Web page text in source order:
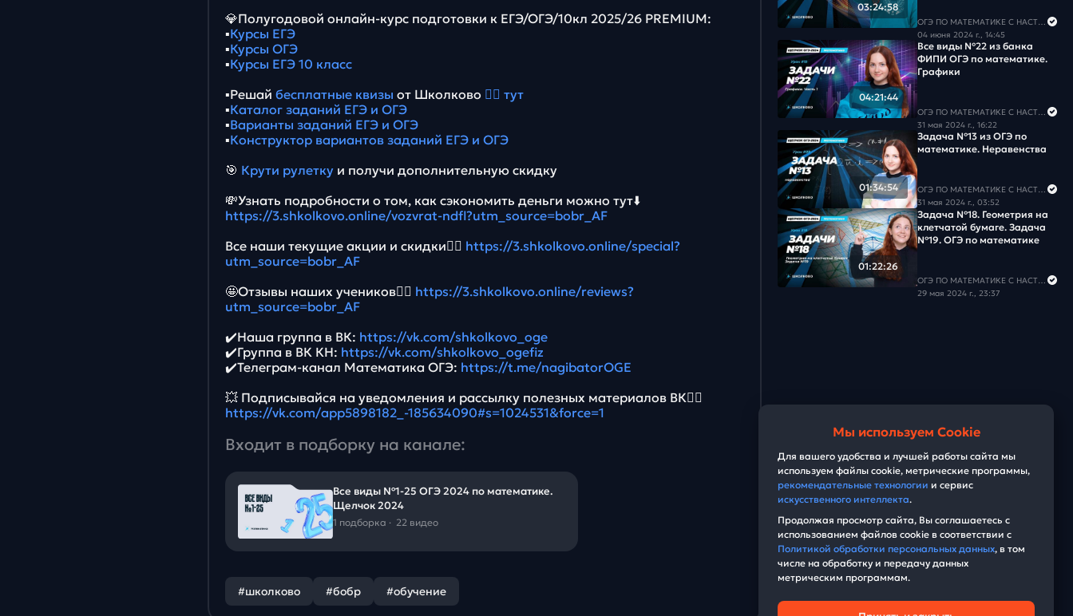
💎Полугодовой онлайн-курс подготовки к ЕГЭ/ОГЭ/10кл 2025/26 PREMIUM:
▪️Курсы ЕГЭ
▪️Курсы ОГЭ
▪️Курсы ЕГЭ 10 класс
▪️Решай бесплатные квизы от Школково 👉🏻 тут
▪️Каталог заданий ЕГЭ и ОГЭ
▪️Варианты заданий ЕГЭ и ОГЭ
▪️Конструктор вариантов заданий ЕГЭ и ОГЭ
🎯 Крути рулетку и получи дополнительную скидку
💸Узнать подробности о том, как сэкономить деньги можно тут⬇️
https://3.shkolkovo.online/vozvrat-ndfl?utm_source=bobr_AF
Все наши текущие акции и скидки👉🏻 https://3.shkolkovo.online/special?
utm_source=bobr_AF
🤩Отзывы наших учеников👉🏻 https://3.shkolkovo.online/reviews?
utm_source=bobr_AF
✔️Наша группа в ВК: https://vk.com/shkolkovo_oge
✔️Группа в ВК КН: https://vk.com/shkolkovo_ogefiz
✔️Телеграм-канал Математика ОГЭ: https://t.me/nagibatorOGE
💥 Подписывайся на уведомления и рассылку полезных материалов ВК👉🏻
https://vk.com/app5898182_-185634090#s=1024531&force=1
Входит в подборку на канале:
Все виды №1-25 ОГЭ 2024 по математике.
Щелчок 2024
1 подборка · 22 видео
#школково #бобр #обучение
03:24:58
ОГЭ ПО МАТЕМАТИКЕ С НАСТЕЙ
04 июня 2024 г., 14:45
04:21:44
Все виды №22 из банка
ФИПИ ОГЭ по математике.
Графики
ОГЭ ПО МАТЕМАТИКЕ С НАСТЕЙ
31 мая 2024 г., 16:22
01:34:54
Задача №13 из ОГЭ по
математике. Неравенства
ОГЭ ПО МАТЕМАТИКЕ С НАСТЕЙ
31 мая 2024 г., 03:52
01:22:26
Задача №18. Геометрия на
клетчатой бумаге. Задача
№19. ОГЭ по математике
ОГЭ ПО МАТЕМАТИКЕ С НАСТЕЙ
29 мая 2024 г., 23:37
Мы используем Cookie
Для вашего удобства и лучшей работы сайта мы
используем файлы cookie, метрические программы,
рекомендательные технологии и сервис
искусственного интеллекта.
Продолжая просмотр сайта, Вы соглашаетесь с
использованием файлов cookie в соответствии с
Политикой обработки персональных данных, в том
числе на обработку и передачу данных
метрическим программам.